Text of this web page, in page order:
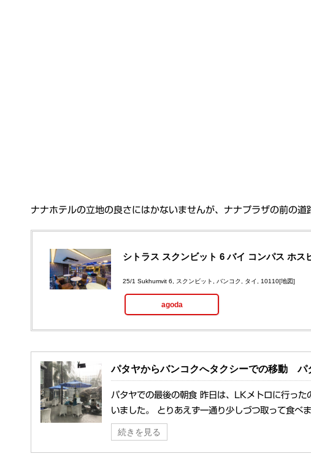
ナナホテルの立地の良さにはかないませんが、ナナプラザの前の
シトラス スクンビット 6 バイ コンパス ホス
25/1 Sukhumvit 6, スクンビット, バンコク, タイ, 10110[地図]
agoda
パタヤからバンコクへタクシーでの移動 パ
パタヤでの最後の朝食 昨日は、LKメトロに行っ
いました。 とりあえず一通り少しづつ取って食べ
続きを見る